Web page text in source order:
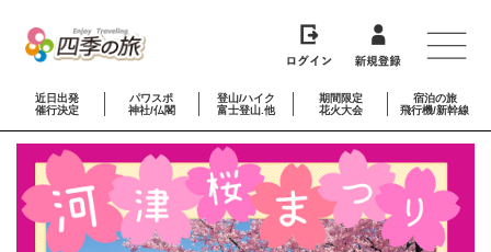
近日出発
催行決定
パワスポ
神社/仏閣
登山/ハイク
富士登山.他
期間限定
花火大会
宿泊の旅
飛行機/新幹線